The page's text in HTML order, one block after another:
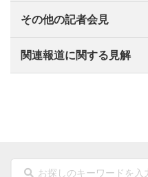
その他の記者会見
関連報道に関する見解